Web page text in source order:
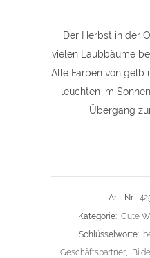
quantity
Der Herbst in der
vielen Laubbäume
Alle Farben von gelb
leuchten im
Übergang
Art.-Nr.:
Kategorie: Gute
Schlüsselworte:
Geschäftspartner